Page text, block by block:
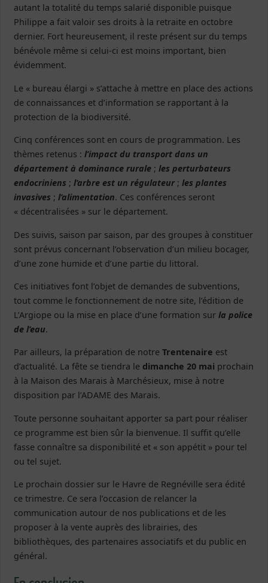
autant la totalité du temps salarié disponible puisque
Philippe a fait valoir ses droits à la retraite en octobre
dernier. Fort heureusement, il reste présent sur du temps
bénévole même si celui-ci est moins important, bien
évidemment.
Le « bureau élargi » s’attache à mettre en place des actions
de connaissances et d’information se rapportant à la
protection de la biodiversité.
Cinq conférences sont en cours de programmation. Les
thèmes retenus : l’impact du transport dans un
département à dominance rurale; les perturbateurs
endocriniens ; l’arbre est un régulateur; les plantes
invasives ; l’alimentation. Ces conférences seront
« décentralisées » sur le département.
Des suivis, saison par saison, par des groupes à constituer
sont prévus concernant l’observation d’un milieu bocager,
d’une zone humide et d’une partie du littoral.
Ces initiatives font l’objet de demandes de subventions,
tout comme le fonctionnement de notre site, l’édition de
L’Argiope ou la mise en place d’une formation sur la police
de l’eau.
Par ailleurs, la préparation de notre Trentenaire est
d’actualité. La fête se tiendra le dimanche 20 mai prochain
à la Maison des Marais à Marchésieux, mise à notre
disposition par l’ADAME des Marais.
Toute personne souhaitant apporter sa part pour réaliser
ce programme est bien sûr la bienvenue. Il suffit qu’elle
fasse connaître sa disponibilité et « son appétit » pour tel
ou tel sujet.
Le prochain dossier sur le Havre de Regnéville sera édité
ce trimestre. Ce sera l’occasion de relancer la
communication autour de nos publications et de les
proposer à la vente auprès des librairies, des
bibliothèques, des partenaires associatifs et du public en
général.